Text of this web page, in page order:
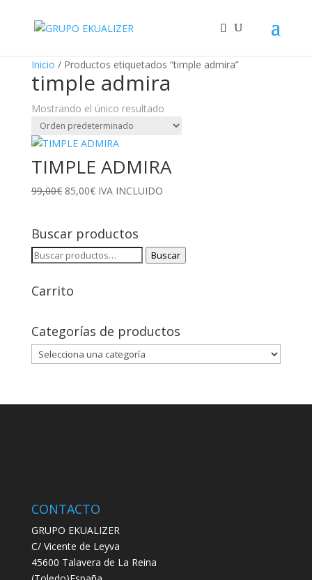
Inicio / Productos etiquetados “timple admira”
timple admira
Mostrando el único resultado
TIMPLE ADMIRA
99,00€ El
era:
99,00€.
85,00€El
es:
85,00€.
IVA INCLUIDO
Buscar productos
Buscar
Buscar
Carrito
Categorías de productos
CONTACTO
GRUPO EKUALIZER
C/ Vicente de Leyva
45600 Talavera de La Reina